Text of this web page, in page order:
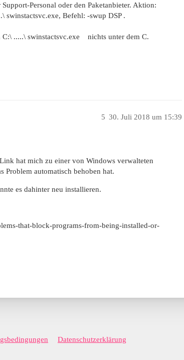
Personal oder den Paketanbieter. Aktion:
swinstactsvc.exe, Befehl: -swup DSP .
C:\ .....\ swinstactsvc.exe nichts unter dem C.
30. Juli 2018 um 15:39
5
hat mich zu einer von Windows verwalteten
Problem automatisch behoben hat.
es dahinter neu installieren.
that-block-programs-from-being-installed-or-
Datenschutzerklärung